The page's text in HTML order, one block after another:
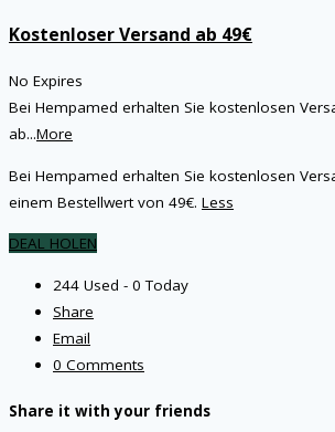
Kostenloser Versand ab 49€
No Expires
Bei Hempamed erhalten Sie kostenlosen
ab...More
Bei Hempamed erhalten Sie kostenlosen
einem Bestellwert von 49€. Less
DEAL HOLEN
244 Used - 0 Today
Share
Email
0 Comments
Share it with your friends